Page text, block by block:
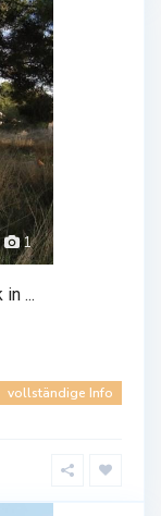
1
...
vollständige Info